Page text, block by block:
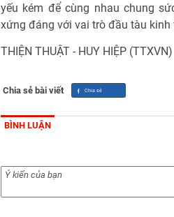
yếu kém để cùng nhau chung
xứng đáng với vai trò đầu tàu kinh
THIỆN THUẬT - HUY HIỆP (TTXVN)
Chia sẻ bài viết
BÌNH LUẬN